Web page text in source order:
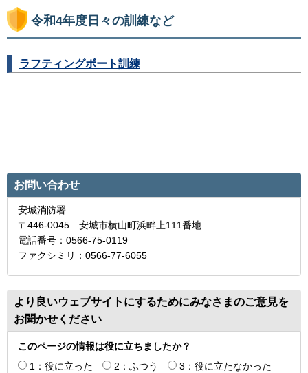
令和4年度日々の訓練など
ラフティングボート訓練
お問い合わせ
安城消防署
〒446-0045 安城市横山町浜畔上111番地
電話番号：0566-75-0119
ファクシミリ：0566-77-6055
より良いウェブサイトにするためにみなさまのご意見を
お聞かせください
このページの情報は役に立ちましたか？
1：役に立った
2：ふつう
3：役に立たなかった